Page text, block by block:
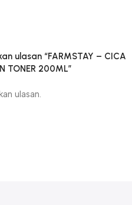
ulasan “FARMSTAY – CICA
TONER 200ML”
ulasan.